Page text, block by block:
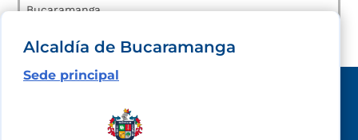
Bucaramanga.
Alcaldía de Bucaramanga
Sede principal